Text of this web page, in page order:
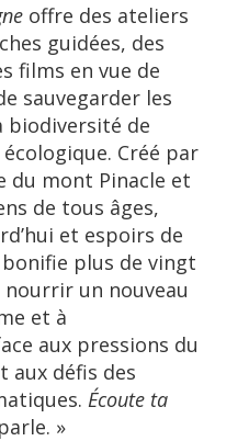
offre des ateliers
guidées, des
films en vue de
sauvegarder les
biodiversité de
Créé par
du mont Pinacle et
de tous âges,
et espoirs de
plus de vingt
un nouveau
et à
aux pressions du
aux défis des
Écoute ta
»